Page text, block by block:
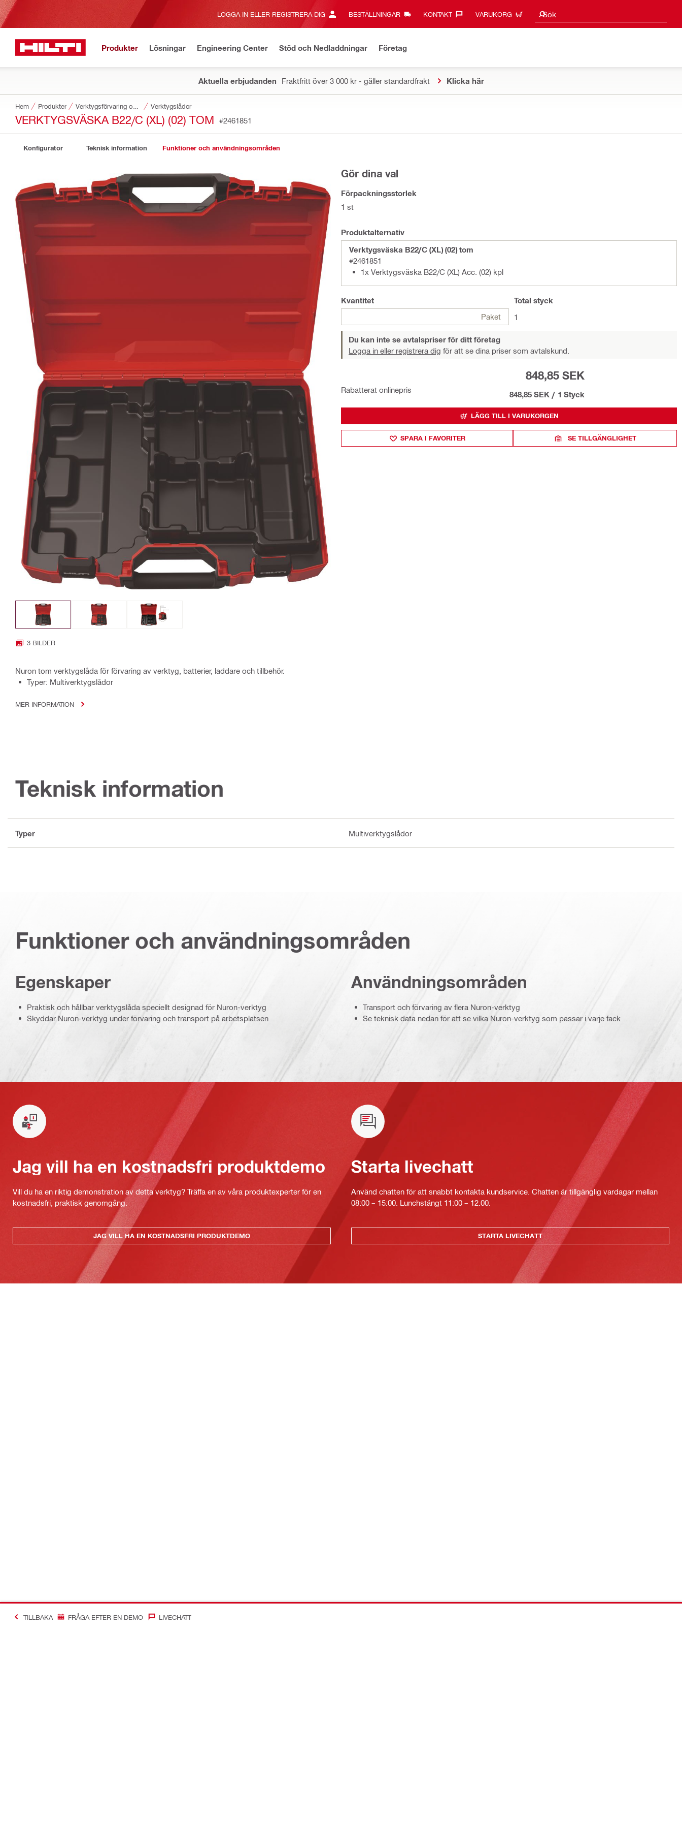
LOGGA IN ELLER REGISTRERA DIG BESTÄLLNINGAR KONTAKT‎ VARUKORG Sök
Sökförslag
Produkter Lösningar Engineering Center Stöd och Nedladdningar Företag
Aktuella erbjudanden Fraktfritt över 3 000 kr - gäller standardfrakt Klicka här
Hem Produkter Verktygslådor
VERKTYGSVÄSKA B22/C (XL) (02) TOM #2461851
Konfigurator Teknisk information Funktioner och användningsområden
3 BILDER
Nuron tom verktygslåda för förvaring av verktyg, batterier, laddare och tillbehör.
Typer: Multiverktygslådor
MER INFORMATION
Gör dina val
Förpackningsstorlek
1 st
Produktalternativ
Verktygsväska B22/C (XL) (02) tom
#2461851
1x Verktygsväska B22/C (XL) Acc. (02) kpl
Kvantitet
Paket
Total styck
1
Du kan inte se avtalspriser för ditt företag
Logga in eller registrera dig för att se dina priser som avtalskund.
Rabatterat onlinepris
848,85 SEK
848,85 SEK / 1 Styck
LÄGG TILL I VARUKORGEN
SPARA I FAVORITER SE TILLGÄNGLIGHET
Teknisk information
Typer Multiverktygslådor
Funktioner och användningsområden
Egenskaper
Praktisk och hållbar verktygslåda speciellt designad för Nuron-verktyg
Skyddar Nuron-verktyg under förvaring och transport på arbetsplatsen
Användningsområden
Transport och förvaring av flera Nuron-verktyg
Se teknisk data nedan för att se vilka Nuron-verktyg som passar i varje fack
Jag vill ha en kostnadsfri produktdemo
Vill du ha en riktig demonstration av detta verktyg? Träffa en av våra produktexperter för en
kostnadsfri, praktisk genomgång.
JAG VILL HA EN KOSTNADSFRI PRODUKTDEMO
Starta livechatt
Använd chatten för att snabbt kontakta kundservice. Chatten är tillgänglig vardagar mellan
08:00 – 15:00. Lunchstängt 11:00 – 12.00.
STARTA LIVECHATT
TILLBAKA FRÅGA EFTER EN DEMO LIVECHATT